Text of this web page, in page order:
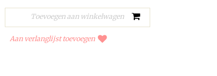
Aan verlanglijst toevoegen